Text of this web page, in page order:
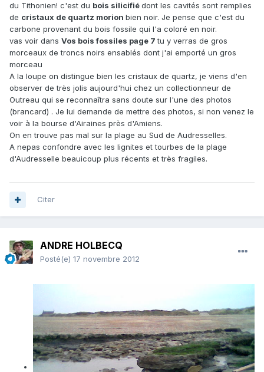
du Tithonien! c'est du bois silicifiédont les cavités sont remplies
de cristaux de quartz morion bien noir. Je pense que c'est du
carbone provenant du bois fossile qui l'a coloré en noir.
vas voir dans Vos bois fossiles page 7tu y verras de gros
morceaux de troncs noirs ensablés dont j'ai emporté un gros
morceau
A la loupe on distingue bien les cristaux de quartz, je viens d'en
observer de très jolis aujourd'hui chez un collectionneur de
Outreau qui se reconnaîtra sans doute sur l'une des photos
(brancard) . Je lui demande de mettre des photos, si non venez le
voir à la bourse d'Airaines près d'Amiens.
On en trouve pas mal sur la plage au Sud de Audresselles.
A nepas confondre avec les lignites et tourbes de la plage
d'Audresselle beauicoup plus récents et très fragiles.
Citer
ANDRE HOLBECQ
Posté(e) 17 novembre 2012